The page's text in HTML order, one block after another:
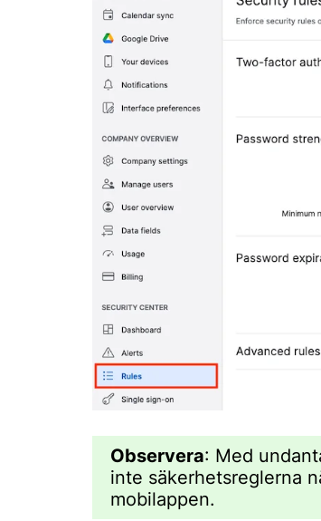
Observera: Med
inte säkerhetsreglerna
mobilappen.